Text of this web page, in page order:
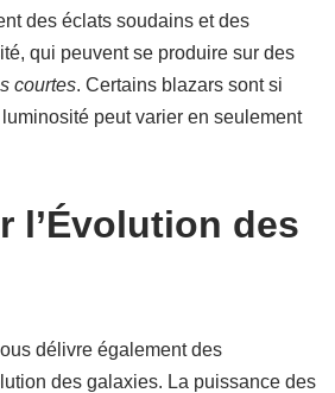
des éclats soudains et des
qui peuvent se produire sur des
courtes. Certains blazars sont si
peut varier en seulement
l’Évolution des
délivre également des
des galaxies. La puissance des